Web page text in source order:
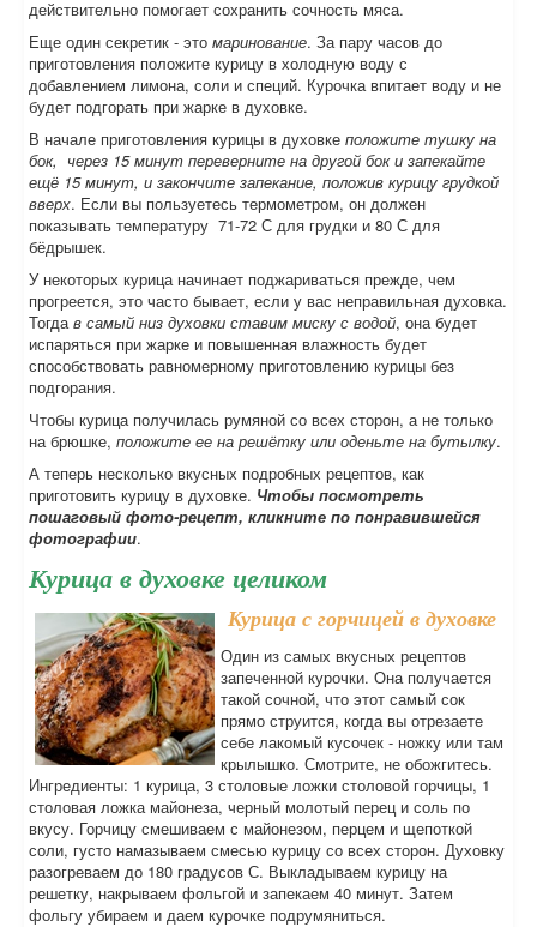
действительно помогает сохранить сочность мяса.
Еще один секретик - это маринование. За пару часов до
приготовления положите курицу в холодную воду с
добавлением лимона, соли и специй. Курочка впитает воду и не
будет подгорать при жарке в духовке.
В начале приготовления курицы в духовке положите тушку на
бок, через 15 минут переверните на другой бок и запекайте
ещё 15 минут, и закончите запекание, положив курицу грудкой
вверх. Если вы пользуетесь термометром, он должен
показывать температуру 71-72 С для грудки и 80 С для
бёдрышек.
У некоторых курица начинает поджариваться прежде, чем
прогреется, это часто бывает, если у вас неправильная духовка.
Тогдав самый низ духовки ставим миску с водой, она будет
испаряться при жарке и повышенная влажность будет
способствовать равномерному приготовлению курицы без
подгорания.
Чтобы курица получилась румяной со всех сторон, а не только
на брюшке, положите ее на решётку или оденьте на бутылку.
А теперь несколько вкусных подробных рецептов, как
приготовить курицу в духовке. Чтобы посмотреть
пошаговый фото-рецепт, кликните по понравившейся
фотографии.
Курица в духовке целиком
Курица с горчицей в духовке
Один из самых вкусных рецептов
запеченной курочки. Она получается
такой сочной, что этот самый сок
прямо струится, когда вы отрезаете
себе лакомый кусочек - ножку или там
крылышко. Смотрите, не обожгитесь.
Ингредиенты: 1 курица, 3 столовые ложки столовой горчицы, 1
столовая ложка майонеза, черный молотый перец и соль по
вкусу. Горчицу смешиваем с майонезом, перцем и щепоткой
соли, густо намазываем смесью курицу со всех сторон. Духовку
разогреваем до 180 градусов С. Выкладываем курицу на
решетку, накрываем фольгой и запекаем 40 минут. Затем
фольгу убираем и даем курочке подрумяниться.